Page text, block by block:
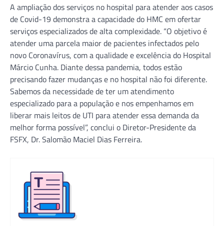
A ampliação dos serviços no hospital para atender aos casos
de Covid-19 demonstra a capacidade do HMC em ofertar
serviços especializados de alta complexidade. “O objetivo é
atender uma parcela maior de pacientes infectados pelo
novo Coronavírus, com a qualidade e excelência do Hospital
Márcio Cunha. Diante dessa pandemia, todos estão
precisando fazer mudanças e no hospital não foi diferente.
Sabemos da necessidade de ter um atendimento
especializado para a população e nos empenhamos em
liberar mais leitos de UTI para atender essa demanda da
melhor forma possível”, conclui o Diretor-Presidente da
FSFX, Dr. Salomão Maciel Dias Ferreira.